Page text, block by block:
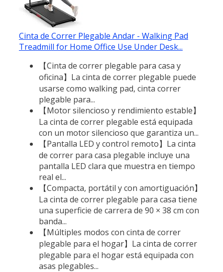
Cinta de Correr Plegable Andar - Walking Pad
Treadmill for Home Office Use Under Desk...
【Cinta de correr plegable para casa y
oficina】La cinta de correr plegable puede
usarse como walking pad, cinta correr
plegable para...
【Motor silencioso y rendimiento estable】
La cinta de correr plegable está equipada
con un motor silencioso que garantiza un...
【Pantalla LED y control remoto】La cinta
de correr para casa plegable incluye una
pantalla LED clara que muestra en tiempo
real el...
【Compacta, portátil y con amortiguación】
La cinta de correr plegable para casa tiene
una superficie de carrera de 90 × 38 cm con
banda...
【Múltiples modos con cinta de correr
plegable para el hogar】La cinta de correr
plegable para el hogar está equipada con
asas plegables...